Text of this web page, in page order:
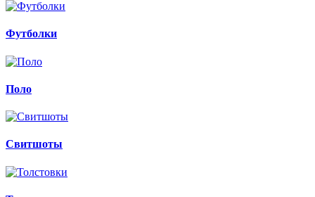
Футболки
Поло
Свитшоты